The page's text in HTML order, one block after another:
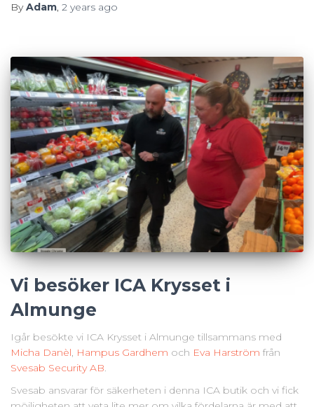
ByAdam, 2 years ago
Vi besöker ICA Krysset i
Almunge
Igår besökte vi ICA Krysset i Almunge tillsammans med
Micha Danèl, Hampus Gardhem och Eva Harström från
Svesab Security AB.
Svesab ansvarar för säkerheten i denna ICA butik och vi fick